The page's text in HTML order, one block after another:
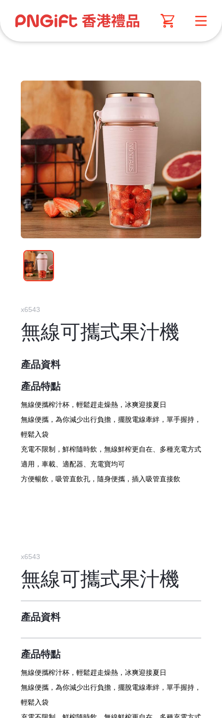
x6543
無線可攜式果汁機
產品資料
產品特點
無線便攜榨汁杯，輕鬆趕走燥熱，冰爽迎接夏日
無線便攜，為你減少出行負擔，擺脫電線牽絆，單手握持，
輕鬆入袋
充電不限制，鮮榨隨時飲，無線鮮榨更自在、多種充電方式
適用，車載、適配器、充電寶均可
方便暢飲，吸管直飲孔，隨身便攜，插入吸管直接飲
x6543
無線可攜式果汁機
產品資料
產品特點
無線便攜榨汁杯，輕鬆趕走燥熱，冰爽迎接夏日
無線便攜，為你減少出行負擔，擺脫電線牽絆，單手握持，
輕鬆入袋